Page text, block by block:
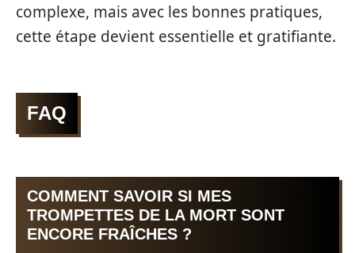
complexe, mais avec les bonnes pratiques,
cette étape devient essentielle et gratifiante.
FAQ
COMMENT SAVOIR SI MES
TROMPETTES DE LA MORT SONT
ENCORE FRAÎCHES ?